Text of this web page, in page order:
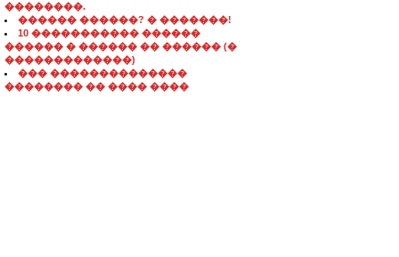
��������.
������ ������? � �������!
10 ����������� ������
������ � ������ �� ������ (�
�������������)
��� ��������������
�������� �� ���� ����